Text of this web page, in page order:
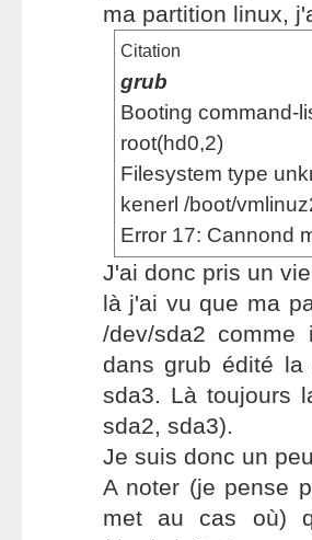
ma partition linux,
Citation
grub
Booting command-
root(hd0,2)
Filesystem type
kenerl /boot/
Error 17: Cannond
J'ai donc pris un
là j'ai vu que ma
/dev/sda2
dans grub édité la
sda3. Là toujours
sda2, sda3).
Je suis donc un
A noter (je pense
met au cas où)